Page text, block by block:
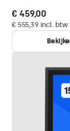
€ 459,00
€ 555,39 incl. btw